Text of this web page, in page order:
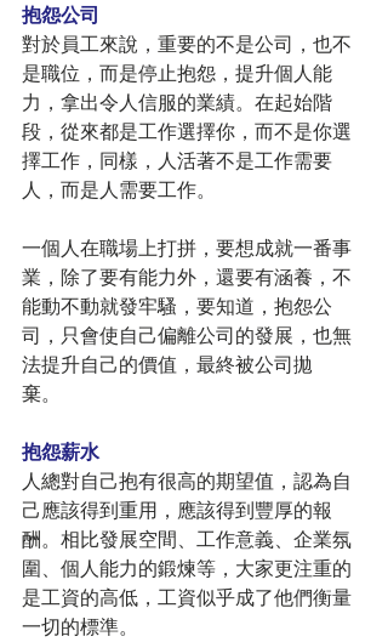
抱怨公司
對於員工來說，重要的不是公司，也不
是職位，而是停止抱怨，提升個人能
力，拿出令人信服的業績。在起始階
段，從來都是工作選擇你，而不是你選
擇工作，同樣，人活著不是工作需要
人，而是人需要工作。
一個人在職場上打拼，要想成就一番事
業，除了要有能力外，還要有涵養，不
能動不動就發牢騷，要知道，抱怨公
司，只會使自己偏離公司的發展，也無
法提升自己的價值，最終被公司拋
棄。
抱怨薪水
人總對自己抱有很高的期望值，認為自
己應該得到重用，應該得到豐厚的報
酬。相比發展空間、工作意義、企業氛
圍、個人能力的鍛煉等，大家更注重的
是工資的高低，工資似乎成了他們衡量
一切的標準。